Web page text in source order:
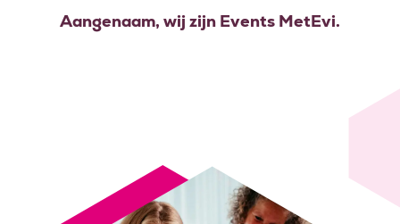
Aangenaam, wij zijn Events MetEvi.